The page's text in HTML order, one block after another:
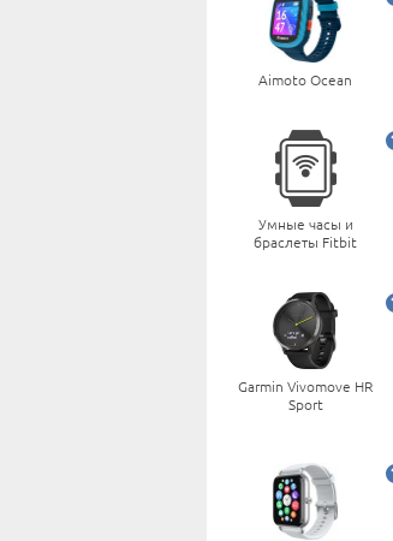
Aimoto Ocean
Умные часы и
браслеты Fitbit
Garmin Vivomove HR
Sport